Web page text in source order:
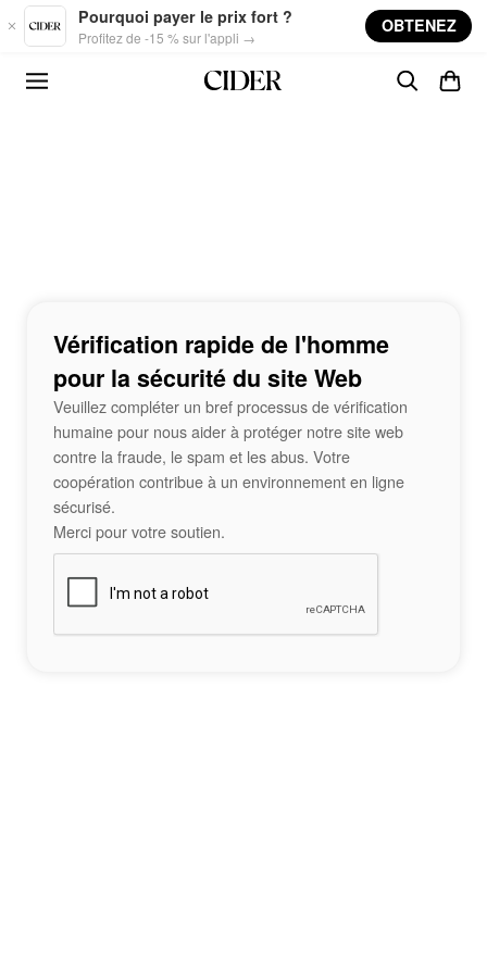
Skip to main content
Pourquoi payer le prix fort ?
Profitez de -15 % sur l'appli →
OBTENEZ
Vérification rapide de l'homme
pour la sécurité du site Web
Veuillez compléter un bref processus de vérification
humaine pour nous aider à protéger notre site web
contre la fraude, le spam et les abus. Votre
coopération contribue à un environnement en ligne
sécurisé.
Merci pour votre soutien.